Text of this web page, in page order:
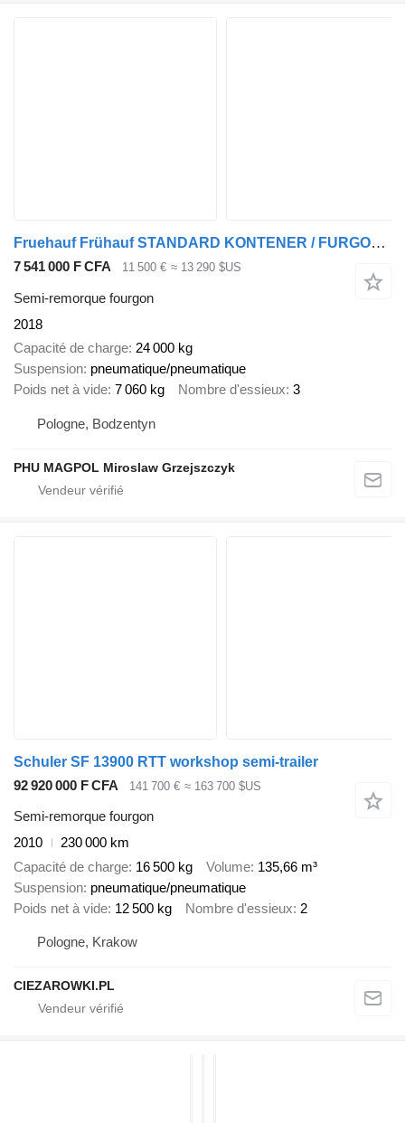
Fruehauf Frühauf STANDARD KONTENER / FURGON / OSIE SAF / ROLETA
7 541 000 F CFA 11 500 € ≈ 13 290 $US
Semi-remorque fourgon
2018
Capacité de charge 24 000 kg
Suspension pneumatique/pneumatique
Poids net à vide 7 060 kg Nombre d'essieux 3
Pologne, Bodzentyn
PHU MAGPOL Miroslaw Grzejszczyk
Schuler SF 13900 RTT workshop semi-trailer
92 920 000 F CFA
141 700 € ≈ 163 700 $US
Semi-remorque fourgon
2010
230 000 km
Capacité de charge 16 500 kg Volume 135,66 m³
Suspension pneumatique/pneumatique
Poids net à vide 12 500 kg Nombre d'essieux 2
Pologne, Krakow
CIEZAROWKI.PL